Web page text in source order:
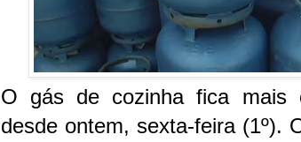
O gás de cozinha fica mais
desde ontem, sexta-feira (1º).